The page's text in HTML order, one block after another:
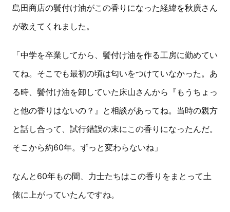
島田商店の鬢付け油がこの香りになった経緯を秋廣さん
が教えてくれました。
「中学を卒業してから、鬢付け油を作る工房に勤めてい
てね。そこでも最初の頃は匂いをつけていなかった。あ
る時、鬢付け油を卸していた床山さんから『もうちょっ
と他の香りはないの？』と相談があってね。当時の親方
と話し合って、試行錯誤の末にこの香りになったんだ。
そこから約60年。ずっと変わらないね」
なんと60年もの間、力士たちはこの香りをまとって土
俵に上がっていたんですね。